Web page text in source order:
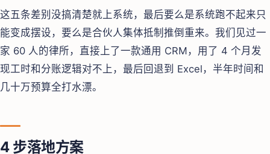
这五条差别没搞清楚就上系统，最后要么是系统跑不起来只
能变成摆设，要么是合伙人集体抵制推倒重来。我们见过一
家 60 人的律所，直接上了一款通用 CRM，用了 4 个月发
现工时和分账逻辑对不上，最后回退到 Excel，半年时间和
几十万预算全打水漂。
4 步落地方案